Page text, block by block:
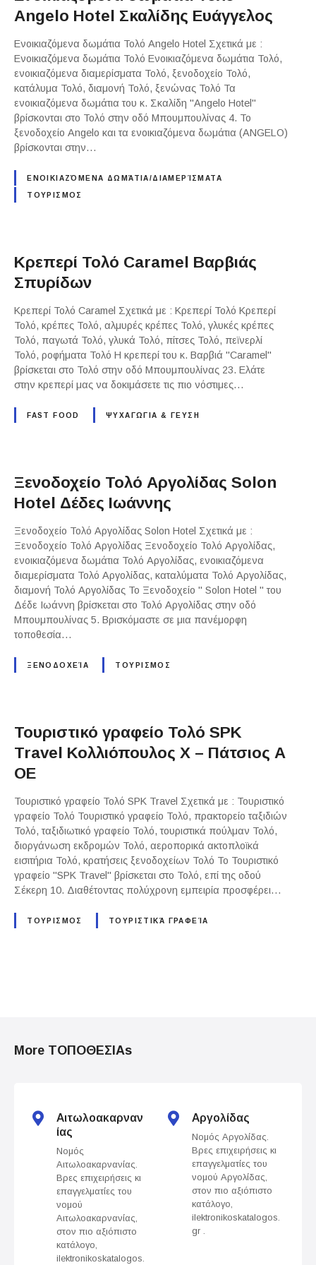
Angelo Hotel Σκαλίδης Ευάγγελος
Ενοικιαζόμενα δωμάτια Τολό Angelo Hotel Σχετικά με :
Ενοικιαζόμενα δωμάτια Τολό Ενοικιαζόμενα δωμάτια Τολό,
ενοικιαζόμενα διαμερίσματα Τολό, ξενοδοχείο Τολό,
κατάλυμα Τολό, διαμονή Τολό, ξενώνας Τολό Τα
ενοικιαζόμενα δωμάτια του κ. Σκαλίδη "Angelo Hotel"
βρίσκονται στο Τολό στην οδό Μπουμπουλίνας 4. Το
ξενοδοχείο Angelo και τα ενοικιαζόμενα δωμάτια (ANGELO)
βρίσκονται στην…
ΕΝΟΙΚΙΑΖΌΜΕΝΑ ΔΩΜΆΤΙΑ/ΔΙΑΜΕΡΊΣΜΑΤΑ
ΤΟΥΡΙΣΜΟΣ
Κρεπερί Τολό Caramel Βαρβιάς
Σπυρίδων
Κρεπερί Τολό Caramel Σχετικά με : Κρεπερί Τολό Κρεπερί
Τολό, κρέπες Τολό, αλμυρές κρέπες Τολό, γλυκές κρέπες
Τολό, παγωτά Τολό, γλυκά Τολό, πίτσες Τολό, πεϊνερλί
Τολό, ροφήματα Τολό Η κρεπερί του κ. Βαρβιά "Caramel"
βρίσκεται στο Τολό στην οδό Μπουμπουλίνας 23. Ελάτε
στην κρεπερί μας να δοκιμάσετε τις πιο νόστιμες…
FAST FOOD ΨΥΧΑΓΩΓΙΑ & ΓΕΥΣΗ
Ξενοδοχείο Τολό Αργολίδας Solon
Hotel Δέδες Ιωάννης
Ξενοδοχείο Τολό Αργολίδας Solon Hotel Σχετικά με :
Ξενοδοχείο Τολό Αργολίδας Ξενοδοχείο Τολό Αργολίδας,
ενοικιαζόμενα δωμάτια Τολό Αργολίδας, ενοικιαζόμενα
διαμερίσματα Τολό Αργολίδας, καταλύματα Τολό Αργολίδας,
διαμονή Τολό Αργολίδας Το Ξενοδοχείο " Solon Hotel " του
Δέδε Ιωάννη βρίσκεται στο Τολό Αργολίδας στην οδό
Μπουμπουλίνας 5. Βρισκόμαστε σε μια πανέμορφη
τοποθεσία…
ΞΕΝΟΔΟΧΕΊΑ ΤΟΥΡΙΣΜΟΣ
Τουριστικό γραφείο Τολό SPK
Travel Κολλιόπουλος Χ – Πάτσιος Α
ΟΕ
Τουριστικό γραφείο Τολό SPK Travel Σχετικά με : Τουριστικό
γραφείο Τολό Τουριστικό γραφείο Τολό, πρακτορείο ταξιδιών
Τολό, ταξιδιωτικό γραφείο Τολό, τουριστικά πούλμαν Τολό,
διοργάνωση εκδρομών Τολό, αεροπορικά ακτοπλοϊκά
εισιτήρια Τολό, κρατήσεις ξενοδοχείων Τολό Το Τουριστικό
γραφείο "SPK Travel" βρίσκεται στο Τολό, επί της οδού
Σέκερη 10. Διαθέτοντας πολύχρονη εμπειρία προσφέρει…
ΤΟΥΡΙΣΜΟΣ ΤΟΥΡΙΣΤΙΚΆ ΓΡΑΦΕΊΑ
More ΤΟΠΟΘΕΣΙΑs
Αιτωλοακαρναν
ίας
Νομός
Αιτωλοακαρνανίας.
Βρες επιχειρήσεις κι
επαγγελματίες του
νομού
Αιτωλοακαρνανίας,
στον πιο αξιόπιστο
κατάλογο,
ilektronikoskatalogos.
Αργολίδας
Νομός Αργολίδας.
Βρες επιχειρήσεις κι
επαγγελματίες του
νομού Αργολίδας,
στον πιο αξιόπιστο
κατάλογο,
ilektronikoskatalogos.
gr .